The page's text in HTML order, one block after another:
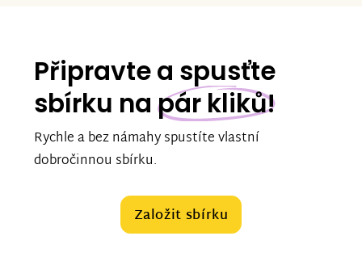
Připravte a spusťte
sbírku na pár kliků!
Rychle a bez námahy spustíte vlastní
dobročinnou sbírku.
Založit sbírku